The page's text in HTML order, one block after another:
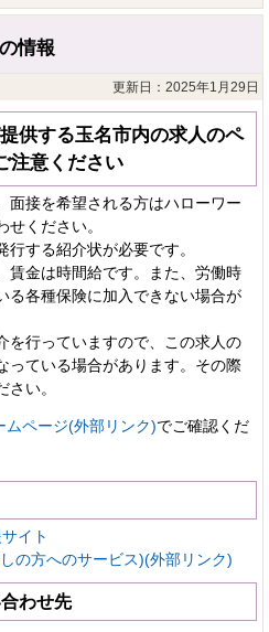
情報
更新日：2025年1月29日
供する玉名市内の求人のペ
注意ください
面接を希望される方はハローワー
ください。
する紹介状が必要です。
賃金は時間給です。また、労働時
る各種保険に加入できない場合が
を行っていますので、この求人の
っている場合があります。その際
い。
ムページ(外部リンク)でご確認くだ
イト
の方へのサービス)(外部リンク)
わせ先